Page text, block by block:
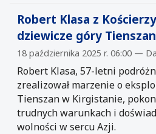
Robert Klasa z
dziewicze góry
18 października 2025 r. 06:00 —
Robert Klasa, 57-letni
zrealizował marzenie o
Tienszan w Kirgistanie,
trudnych warunkach i
wolności w sercu Azji.